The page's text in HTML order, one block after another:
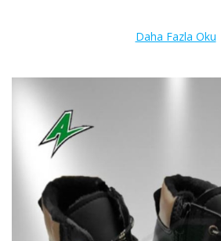
Daha Fazla Oku